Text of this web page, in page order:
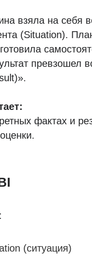
взяла на себя
(Situation).
превзошел
фактах и
(ситуация)